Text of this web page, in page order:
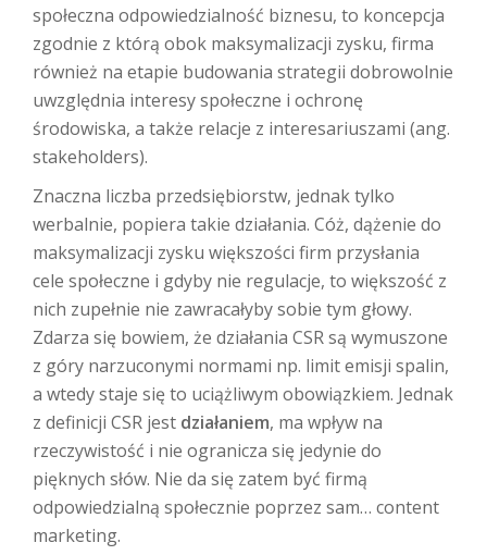
społeczna odpowiedzialność biznesu, to koncepcja
zgodnie z którą obok maksymalizacji zysku, firma
również na etapie budowania strategii dobrowolnie
uwzględnia interesy społeczne i ochronę
środowiska, a także relacje z interesariuszami (ang.
stakeholders).
Znaczna liczba przedsiębiorstw, jednak tylko
werbalnie, popiera takie działania. Cóż, dążenie do
maksymalizacji zysku większości firm przysłania
cele społeczne i gdyby nie regulacje, to większość z
nich zupełnie nie zawracałyby sobie tym głowy.
Zdarza się bowiem, że działania CSR są wymuszone
z góry narzuconymi normami np. limit emisji spalin,
a wtedy staje się to uciążliwym obowiązkiem. Jednak
z definicji CSR jest działaniem, ma wpływ na
rzeczywistość i nie ogranicza się jedynie do
pięknych słów. Nie da się zatem być firmą
odpowiedzialną społecznie poprzez sam… content
marketing.